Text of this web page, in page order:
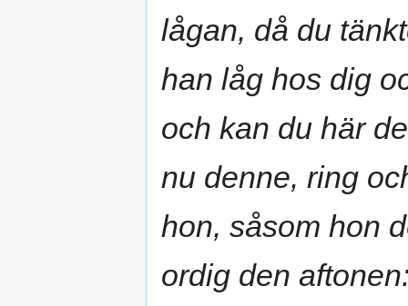
lågan, då du
han låg hos dig
och kan du här
nu denne, ring
hon, såsom hon
ordig den